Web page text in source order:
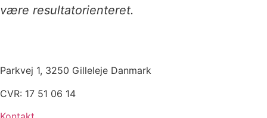
være resultatorienteret.
Parkvej 1, 3250 Gilleleje Danmark
CVR: 17 51 06 14